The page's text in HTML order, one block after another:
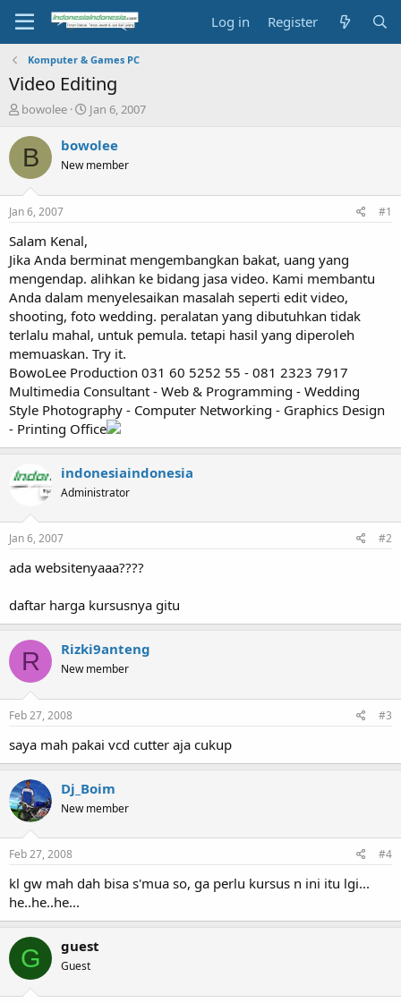
Log in Register
Komputer & Games PC
Video Editing
T
r
a
t
a
t
e
r
bowolee
S
a
t
Jan 6, 2007
B bowolee
New member
Jan 6, 2007 #1
Salam Kenal,
Jika Anda berminat mengembangkan bakat, uang yang
mengendap. alihkan ke bidang jasa video. Kami membantu
Anda dalam menyelesaikan masalah seperti edit video,
shooting, foto wedding. peralatan yang dibutuhkan tidak
terlalu mahal, untuk pemula. tetapi hasil yang diperoleh
memuaskan. Try it.
BowoLee Production 031 60 5252 55 - 081 2323 7917
Multimedia Consultant - Web & Programming - Wedding
Style Photography - Computer Networking - Graphics Design
- Printing Office
indonesiaindonesia
Administrator
Jan 6, 2007 #2
ada websitenyaaa????
daftar harga kursusnya gitu
R Rizki9anteng
New member
Feb 27, 2008 #3
saya mah pakai vcd cutter aja cukup
Dj_Boim
New member
Feb 27, 2008 #4
kl gw mah dah bisa s'mua so, ga perlu kursus n ini itu lgi...
he..he..he...
G guest
Guest